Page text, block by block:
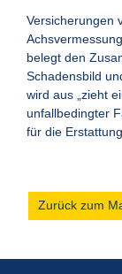
Versicherungen
belegt den
Schadensbild
wird aus „zieht
unfallbedingter
für die Erstattung.
Zurück zum